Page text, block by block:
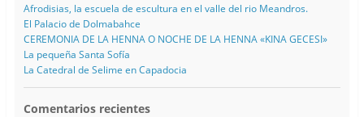
Afrodisias, la escuela de escultura en el valle del rio Meandros.
El Palacio de Dolmabahce
CEREMONIA DE LA HENNA O NOCHE DE LA HENNA «KINA GECESI»
La pequeña Santa Sofía
La Catedral de Selime en Capadocia
Comentarios recientes